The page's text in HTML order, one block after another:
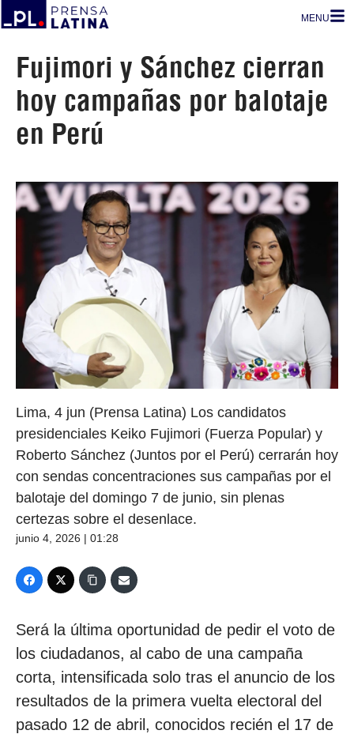
MENU
Fujimori y Sánchez cierran
hoy campañas por balotaje
en Perú
Lima, 4 jun (Prensa Latina) Los candidatos
presidenciales Keiko Fujimori (Fuerza Popular) y
Roberto Sánchez (Juntos por el Perú) cerrarán hoy
con sendas concentraciones sus campañas por el
balotaje del domingo 7 de junio, sin plenas
certezas sobre el desenlace.
junio 4, 2026 | 01:28
Será la última oportunidad de pedir el voto de
los ciudadanos, al cabo de una campaña
corta, intensificada solo tras el anuncio de los
resultados de la primera vuelta electoral del
pasado 12 de abril, conocidos recién el 17 de